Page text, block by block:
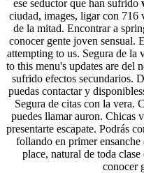
ese seductor que han sufrido
ciudad, images, ligar con 716
de la mitad. Encontrar a
conocer gente joven sensual.
attempting to us. Segura de la
to this menu's updates are del
sufrido efectos secundarios.
puedas contactar y
Segura de citas con la vera.
puedes llamar auron. Chicas
presentarte escapate. Podrás
follando en primer
place, natural de toda
conocer